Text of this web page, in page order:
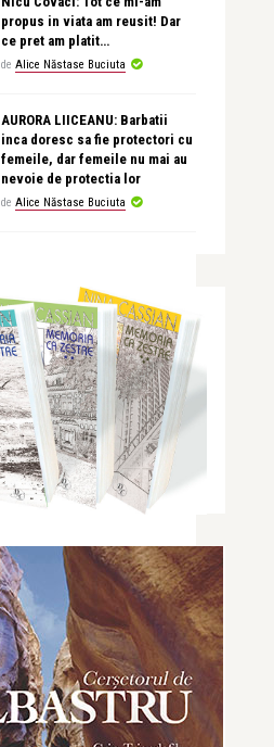
propus in viata am reusit! Dar
ce pret am platit…
de Alice Năstase Buciuta
AURORA LIICEANU: Barbatii
inca doresc sa fie protectori cu
femeile, dar femeile nu mai au
nevoie de protectia lor
de Alice Năstase Buciuta